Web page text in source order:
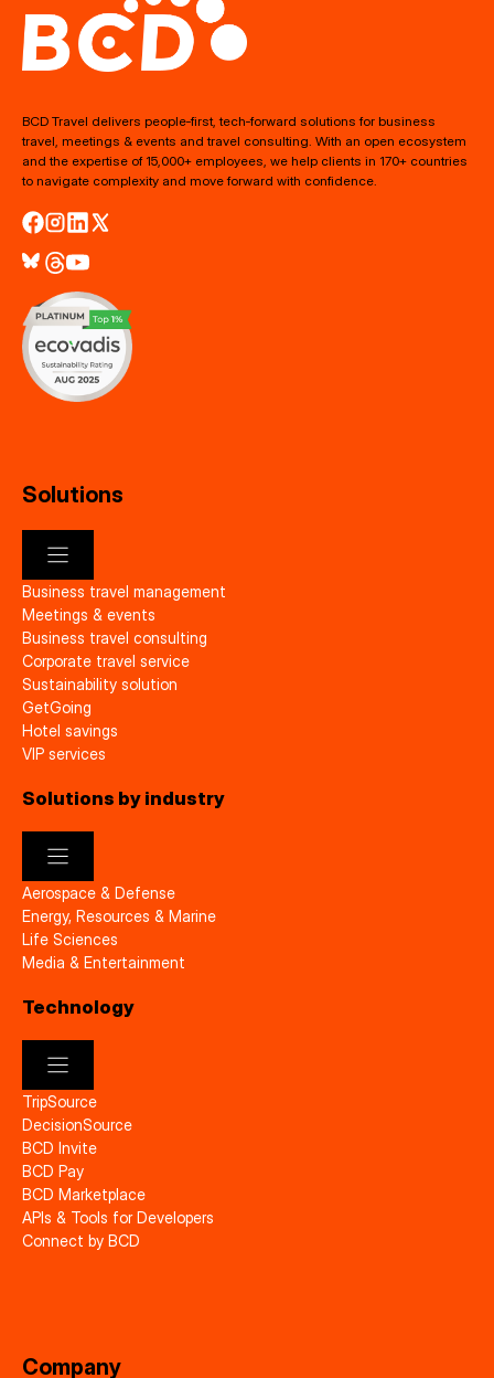
BCD Travel delivers people‑first, tech‑forward solutions for business
travel, meetings & events and travel consulting. With an open ecosystem
and the expertise of 15,000+ employees, we help clients in 170+ countries
to navigate complexity and move forward with confidence.
Solutions
Business travel management
Meetings & events
Business travel consulting
Corporate travel service
Sustainability solution
GetGoing
Hotel savings
VIP services
Solutions by industry
Aerospace & Defense
Energy, Resources & Marine
Life Sciences
Media & Entertainment
Technology
TripSource
DecisionSource
BCD Invite
BCD Pay
BCD Marketplace
APIs & Tools for Developers
Connect by BCD
Company